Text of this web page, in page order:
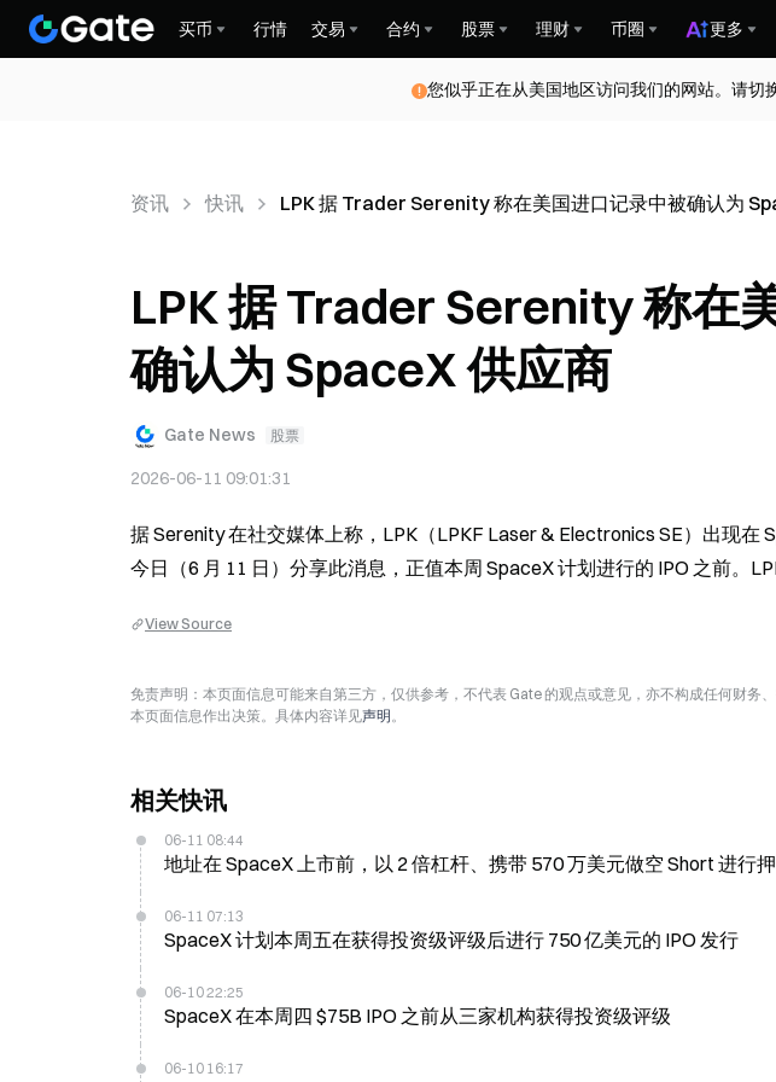
买币 行情 交易 合约 股票 理财 币圈 更多
您似乎正在从美国地区访问我们的网站。请切
资讯 快讯 LPK 据 Trader Serenity 称在美国进口记录中被确认为
LPK 据 Trader Serenity 称在
确认为 SpaceX 供应商
Gate News 股票
2026-06-11 09:01:31
据 Serenity 在社交媒体上称，LPK（LPKF Laser & Electronics SE）出现在
今日（6 月 11 日）分享此消息，正值本周 SpaceX 计划进行的 IPO 之前。
View Source
免责声明：本页面信息可能来自第三方，仅供参考，不代表 Gate 的观点或意见，亦不构成任何财务
本页面信息作出决策。具体内容详见声明。
相关快讯
06-11 08:44
地址在 SpaceX 上市前，以 2 倍杠杆、携带 570 万美元做空 Short 进行
06-11 07:13
SpaceX 计划本周五在获得投资级评级后进行 750 亿美元的 IPO 发行
06-10 22:25
SpaceX 在本周四 $75B IPO 之前从三家机构获得投资级评级
06-10 16:17